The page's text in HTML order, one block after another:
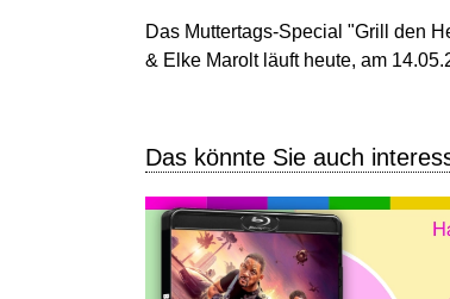
Das Muttertags-Special "Grill den
& Elke Marolt läuft heute, am
Das könnte Sie auch